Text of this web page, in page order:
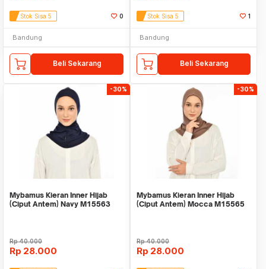
Stok Sisa 5 0
Bandung
Beli Sekarang
Stok Sisa 5 1
Bandung
Beli Sekarang
-30%
Mybamus Kieran Inner Hijab
(Ciput Antem) Navy M15563
Rp40.000
Rp 28.000
-30%
Mybamus Kieran Inner Hijab
(Ciput Antem) Mocca M15565
Rp40.000
Rp 28.000